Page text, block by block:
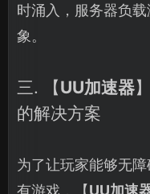
时涌入，服务器负
象。
三. 【UU加速器
的解决方案
为了让玩家能够无
有游戏，【UU加速